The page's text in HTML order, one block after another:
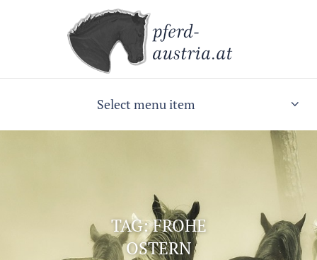
Select menu item
TAG: FROHE
OSTERN